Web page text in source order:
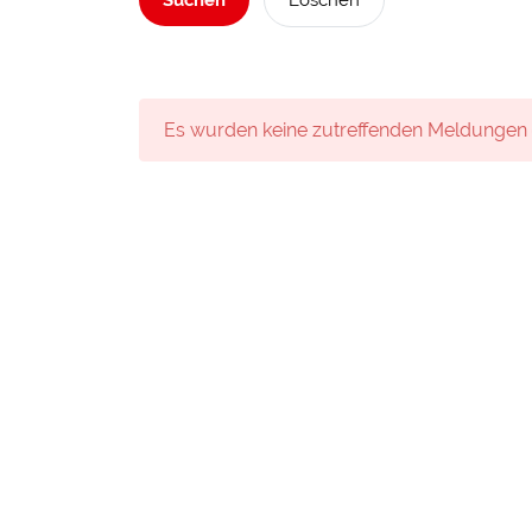
Es wurden keine zutreffenden